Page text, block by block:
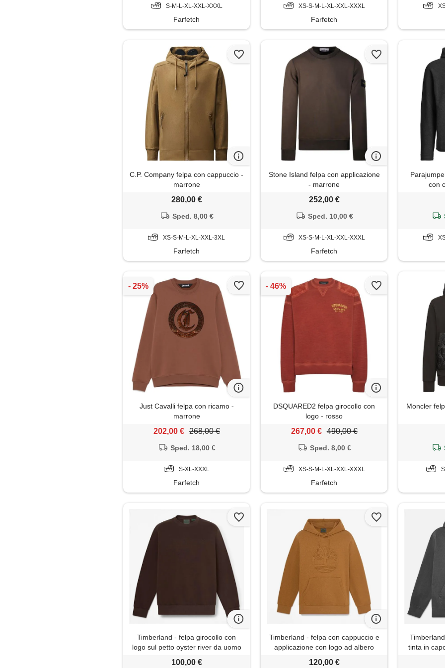
S-M-L-XL-XXL-XXXL
Farfetch
XS-S-M-L-XL-XXL-XXXL
Farfetch
C.P. Company felpa con cappuccio -
marrone
280,00 €
Sped. 8,00 €
XS-S-M-L-XL-XXL-3XL
Farfetch
Stone Island felpa con applicazione
- marrone
252,00 €
Sped. 10,00 €
XS-S-M-L-XL-XXL-XXXL
Farfetch
con
Just Cavalli felpa con ricamo -
marrone
202,00 € 268,00 €
Sped. 18,00 €
S-XL-XXXL
Farfetch
DSQUARED2 felpa girocollo con
logo - rosso
267,00 € 490,00 €
Sped. 8,00 €
XS-S-M-L-XL-XXL-XXXL
Farfetch
Moncler
Timberland - felpa girocollo con
logo sul petto oyster river da uomo
in marrone scuro, uomo, marrone,
100,00 €
Timberland - felpa con cappuccio e
applicazione con logo ad albero
wareham da uomo in giallo scuro,
120,00 €
tinta in